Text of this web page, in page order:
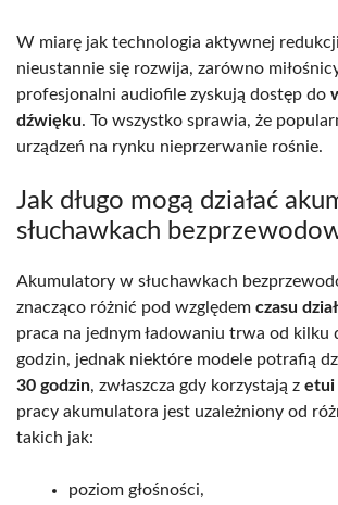
W miarę jak technologia aktywnej
nieustannie się rozwija, zarówno
profesjonalni audiofile zyskują dostęp do
dźwięku. To wszystko sprawia, że
urządzeń na rynku nieprzerwanie rośnie.
Jak długo mogą działać
słuchawkach
Akumulatory w słuchawkach
znacząco różnić pod względem czasu
praca na jednym ładowaniu trwa od kilku
godzin, jednak niektóre modele potrafią
30 godzin, zwłaszcza gdy korzystają z etui
pracy akumulatora jest uzależniony od
takich jak:
poziom głośności,